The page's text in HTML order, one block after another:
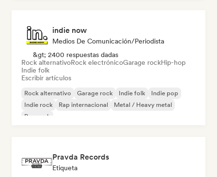
indie now
Medios De Comunicación/Periodista
&gt; 2400 respuestas dadas
Rock alternativoRock electrónicoGarage rockHip-hop
Indie folk
Escribir artículos
Rock alternativo Garage rock Indie folk
Indie pop
Indie rock
Rap internacional
Metal / Heavy metal
Pop rock
Pravda Records
Etiqueta